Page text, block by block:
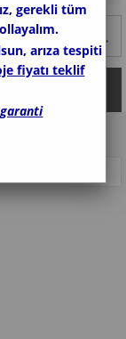
gerekli tüm
arıza tespiti
fiyatı teklif
garanti